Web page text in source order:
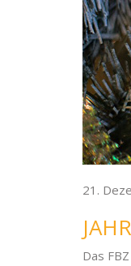
21.
Das